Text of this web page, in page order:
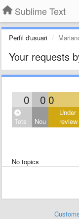
Sublime Text
Perfil d'usuari
Your requests
0 0 0
Tots Nou
Under
review
No topics